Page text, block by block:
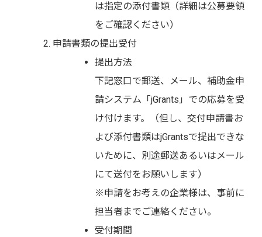
は指定の添付書類（詳細は公募要領
をご確認ください）
申請書類の提出受付
提出方法
下記窓口で郵送、メール、補助金申
請システム「jGrants」での応募を受
け付けます。（但し、交付申請書お
よび添付書類はjGrantsで提出できな
いために、別途郵送あるいはメール
にて送付をお願いします）
※申請をお考えの企業様は、事前に
担当者までご連絡ください。
受付期間